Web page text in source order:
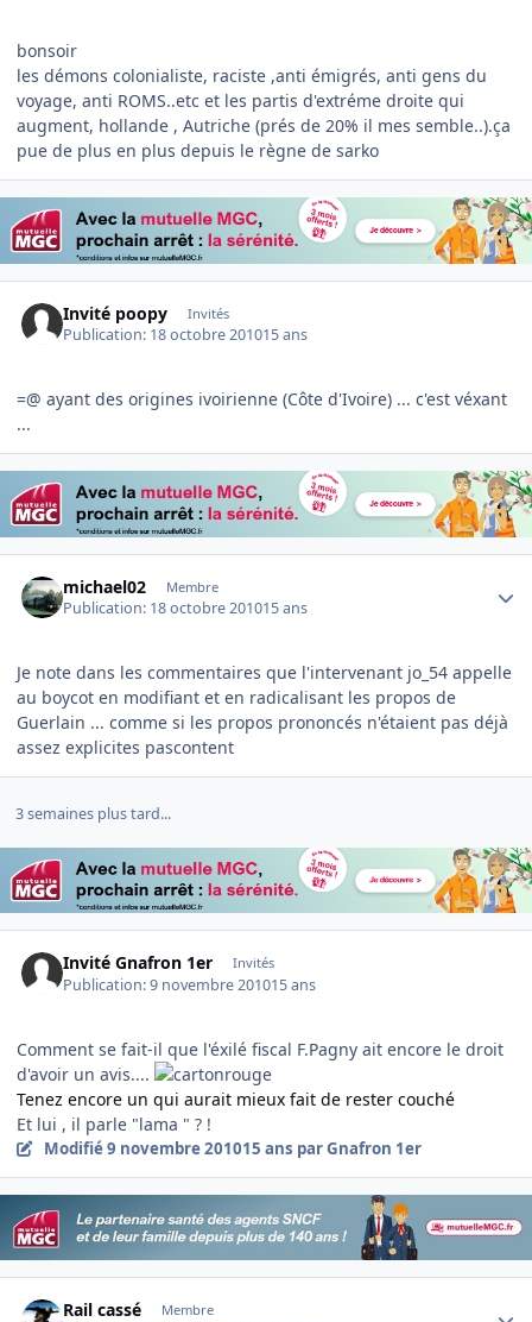
bonsoir
les démons colonialiste, raciste ,anti émigrés, anti gens du
voyage, anti ROMS..etc et les partis d'extréme droite qui
augment, hollande , Autriche (prés de 20% il mes semble..).ça
pue de plus en plus depuis le règne de sarko
Invité poopy Invités
Publication: 18 octobre 201015 ans
=@ ayant des origines ivoirienne (Côte d'Ivoire) ... c'est véxant
...
michael02 Membre
Publication: 18 octobre 201015 ans
Je note dans les commentaires que l'intervenant jo_54 appelle
au boycot en modifiant et en radicalisant les propos de
Guerlain ... comme si les propos prononcés n'étaient pas déjà
assez explicites pascontent
3 semaines plus tard...
Invité Gnafron 1er Invités
Publication:9 novembre 201015 ans
Comment se fait-il que l'éxilé fiscal F.Pagny ait encore le droit
d'avoir un avis....
Tenez encore un qui aurait mieux fait de rester couché
Et lui , il parle "lama " ? !
Modifié9 novembre 201015 ans par Gnafron 1er
Rail cassé Membre